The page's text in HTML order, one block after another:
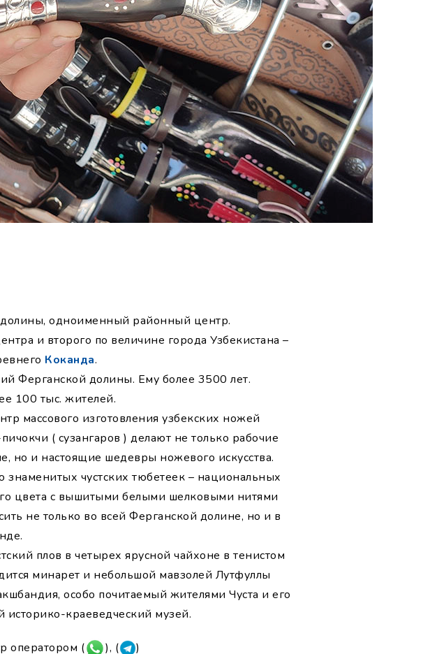
одноименный районный центр.
и второго по величине города Узбекистана –
Коканда.
Ферганской долины. Ему более 3500 лет.
100 тыс. жителей.
массового изготовления узбекских ножей
( сузангаров ) делают не только рабочие
но и настоящие шедевры ножевого искусства.
знаменитых чустских тюбетеек – национальных
цвета с вышитыми белыми шелковыми нитями
не только во всей Ферганской долине, но и в
плов в четырех ярусной чайхоне в тенистом
минарет и небольшой мавзолей Лутфуллы
особо почитаемый жителями Чуста и его
историко-краеведческий музей.
оператором ( ), ( )